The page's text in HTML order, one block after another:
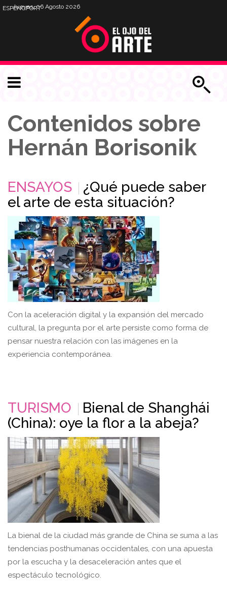
Jueves, 06 Agosto 2026
ESPENGPORT
Contenidos sobre
Hernán Borisonik
ENSAYOS
¿Qué puede saber
el arte de esta situación?
Con la aceleración digital y la expansión del mercado
cultural, la pregunta por el arte persiste como forma de
pensar nuestra relación con las imágenes en la
experiencia contemporánea.
TURISMO
Bienal de Shanghái
(China): oye la flor a la abeja?
La bienal de la ciudad más grande de China se suma a las
tendencias posthumanas occidentales, con una apuesta
por la escucha y la desaceleración antes que el
espectáculo tecnológico.